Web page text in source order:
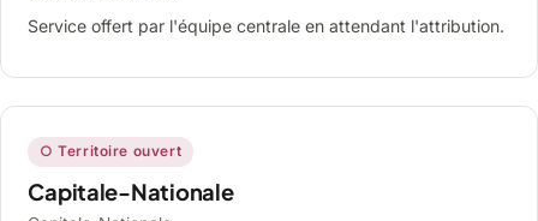
Service offert par l'équipe centrale en attendant l'attribution.
○ Territoire ouvert
Capitale-Nationale